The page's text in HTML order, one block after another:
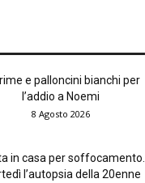
e palloncini bianchi per
l’addio a Noemi
8 Agosto 2026
in casa per soffocamento.
l’autopsia della 20enne